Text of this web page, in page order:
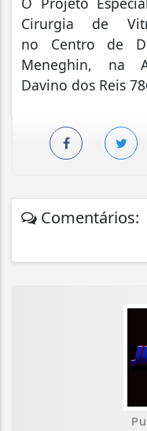
Cirurgia de
no Centro de
Meneghin, na
Davino dos Reis
Comentários: